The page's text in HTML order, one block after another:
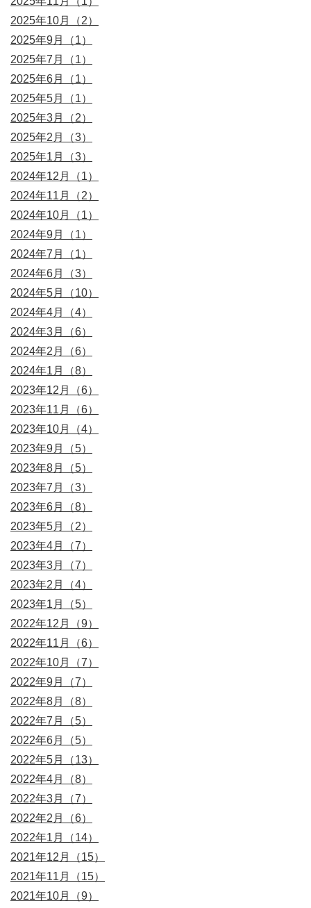
2025年10月（2）
2025年9月（1）
2025年7月（1）
2025年6月（1）
2025年5月（1）
2025年3月（2）
2025年2月（3）
2025年1月（3）
2024年12月（1）
2024年11月（2）
2024年10月（1）
2024年9月（1）
2024年7月（1）
2024年6月（3）
2024年5月（10）
2024年4月（4）
2024年3月（6）
2024年2月（6）
2024年1月（8）
2023年12月（6）
2023年11月（6）
2023年10月（4）
2023年9月（5）
2023年8月（5）
2023年7月（3）
2023年6月（8）
2023年5月（2）
2023年4月（7）
2023年3月（7）
2023年2月（4）
2023年1月（5）
2022年12月（9）
2022年11月（6）
2022年10月（7）
2022年9月（7）
2022年8月（8）
2022年7月（5）
2022年6月（5）
2022年5月（13）
2022年4月（8）
2022年3月（7）
2022年2月（6）
2022年1月（14）
2021年12月（15）
2021年11月（15）
2021年10月（9）